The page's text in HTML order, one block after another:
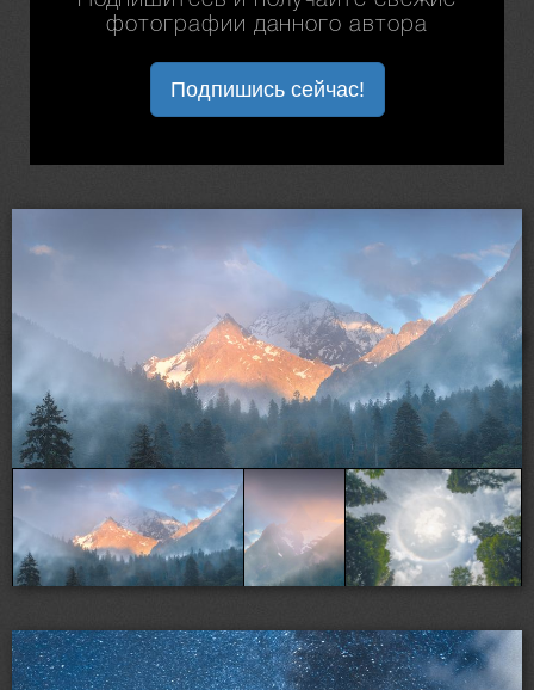
фотографии данного автора
Подпишись сейчас!